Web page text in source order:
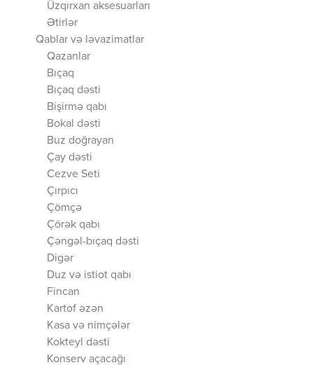
Üzqırxan aksesuarları
Ətirlər
Qablar və ləvazimatlar
Qazanlar
Bıçaq
Bıçaq dəsti
Bişirmə qabı
Bokal dəsti
Buz doğrayan
Çay dəsti
Cezve Seti
Çırpıcı
Çömçə
Çörək qabı
Çəngəl-bıçaq dəsti
Digər
Duz və istiot qabı
Fincan
Kartof əzən
Kasa və nimçələr
Kokteyl dəsti
Konserv açacağı